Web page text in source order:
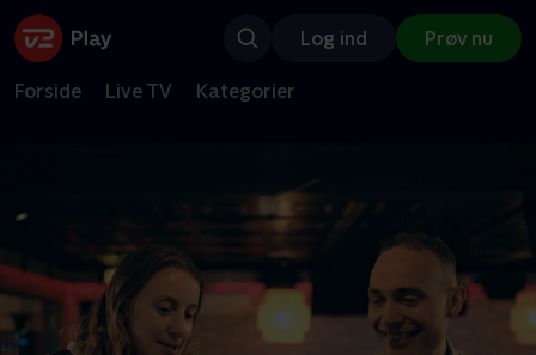
Log ind Prøv nu
Forside Live TV Kategorier